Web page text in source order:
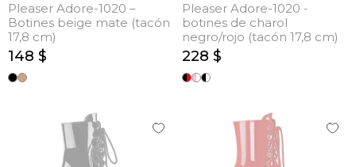
Pleaser Adore-1020 –
Botines beige mate (tacón
17,8 cm)
148 $
Pleaser Adore-1020 -
botines de charol
negro/rojo (tacón 17,8 cm)
228 $